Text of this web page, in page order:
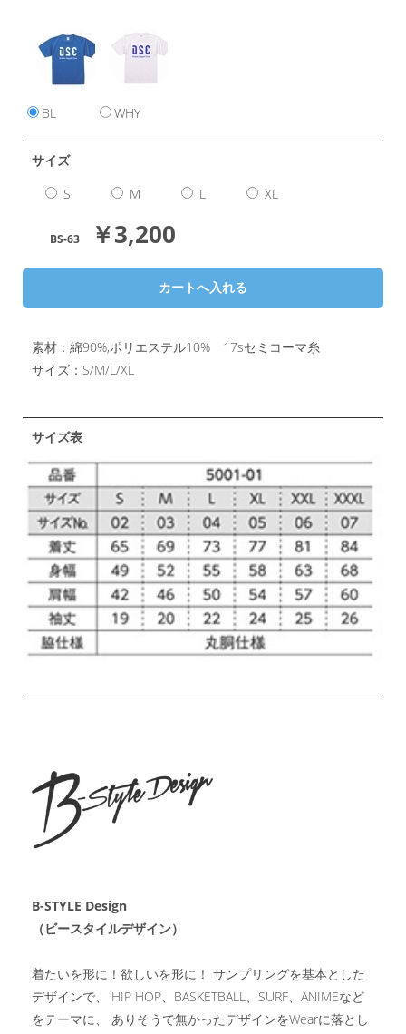
BL WHY
サイズ
S M L XL
BS-63 ￥3,200
素材：綿90%,ポリエステル10% 17sセミコーマ糸
サイズ：S/M/L/XL
サイズ表
B-STYLE Design
（ビースタイルデザイン）
着たいを形に！欲しいを形に！ サンプリングを基本とした
デザインで、 HIP HOP、BASKETBALL、SURF、ANIMEなど
をテーマに、 ありそうで無かったデザインをWearに落とし